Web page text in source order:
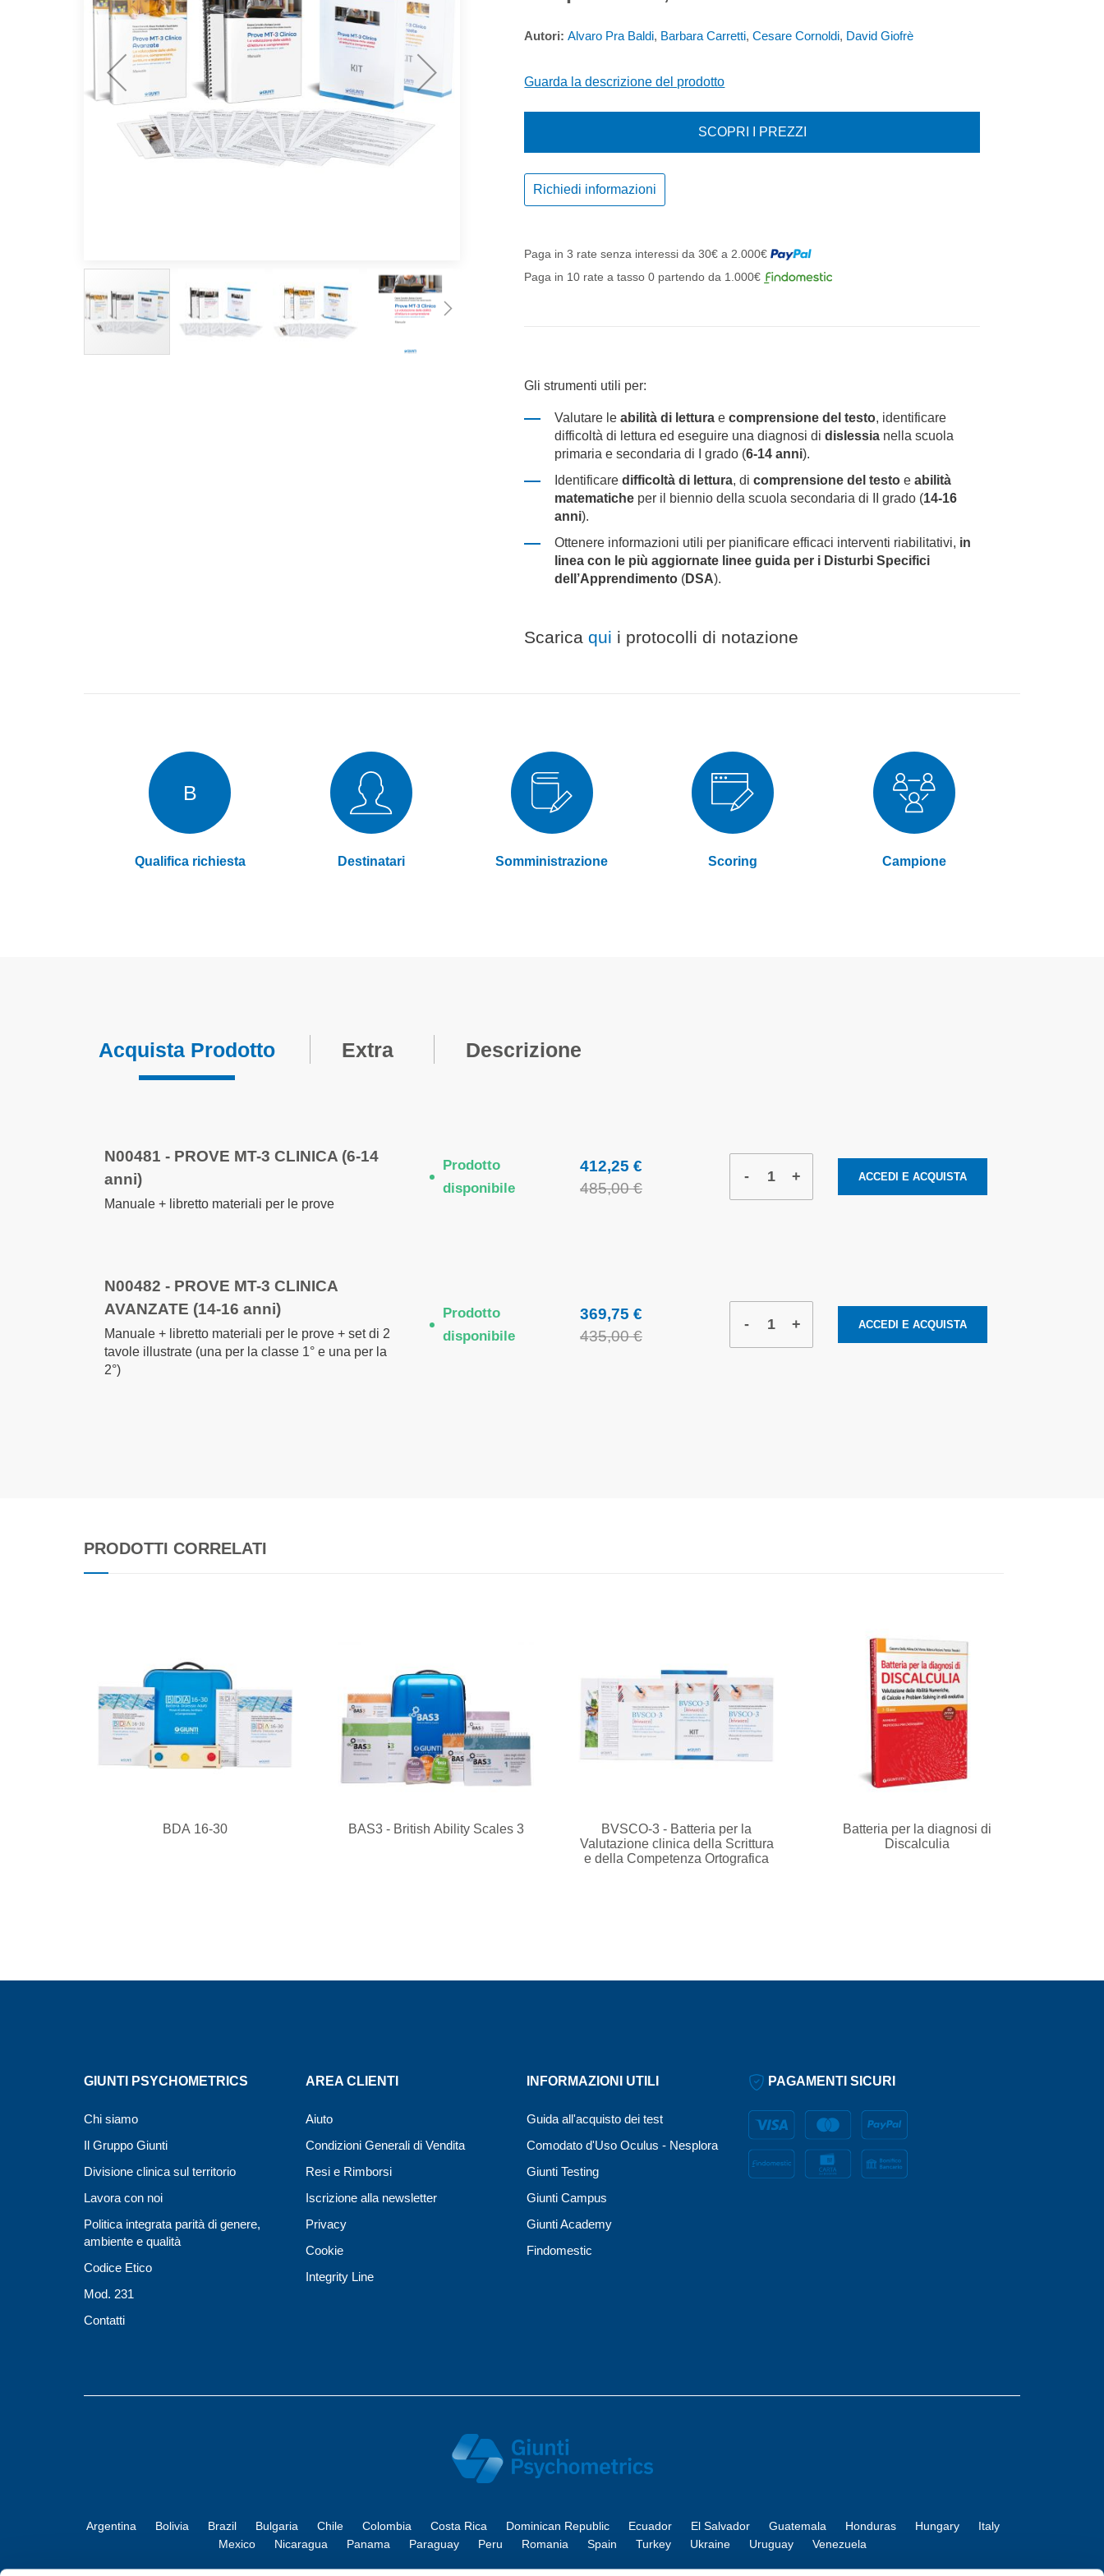
Autori:Alvaro Pra Baldi, Barbara Carretti,Cesare Cornoldi, David Giofrè
Guarda la descrizione del prodotto
SCOPRI I PREZZI
Richiedi informazioni
Paga in 3 rate senza interessi da 30€ a 2.000€
Paga in 10 rate a tasso 0 partendo da 1.000€
Gli strumenti utili per:
Valutare leabilità di lettura ecomprensione del testo, identificare
difficoltà di lettura ed eseguire una diagnosi didislessia nella scuola
primaria e secondaria di I grado (6-14 anni).
Identificaredifficoltà di lettura, di comprensione del testo eabilità
matematiche per il biennio della scuola secondaria di II grado (14-16
anni).
Ottenere informazioni utili per pianificare efficaci interventi riabilitativi, in
linea con le più aggiornate linee guida per i Disturbi Specifici
dell’Apprendimento (DSA).
Scaricaqui i protocolli di notazione
B
Qualifica richiesta Destinatari Somministrazione Scoring Campione
Acquista Prodotto
raggruppati
N00481 - PROVE MT-3 CLINICA (6-14
anni)
Manuale + libretto materiali per le prove
Prodotto
disponibile
412,25 €
485,00 €
- + ACCEDI E ACQUISTA
N00482 - PROVE MT-3 CLINICA
AVANZATE (14-16 anni)
Manuale + libretto materiali per le prove + set di 2
tavole illustrate (una per la classe 1° e una per la
2°)
Prodotto
disponibile
369,75 €
435,00 €
- + ACCEDI E ACQUISTA
Extra Descrizione
PRODOTTI CORRELATI
BDA 16-30 BAS3 - British Ability Scales 3
BVSCO-3 - Batteria per la
Valutazione clinica della Scrittura
e della Competenza Ortografica
Batteria per la diagnosi di
Discalculia
GIUNTI PSYCHOMETRICS
Chi siamo
Il Gruppo Giunti
Divisione clinica sul territorio
Lavora con noi
Politica integrata parità di genere,
ambiente e qualità
Codice Etico
Mod. 231
Contatti
AREA CLIENTI
Aiuto
Condizioni Generali di Vendita
Resi e Rimborsi
Iscrizione alla newsletter
Privacy
Cookie
Integrity Line
INFORMAZIONI UTILI
Guida all'acquisto dei test
Comodato d'Uso Oculus - Nesplora
Giunti Testing
Giunti Campus
Giunti Academy
Findomestic
PAGAMENTI SICURI
Argentina Bolivia Brazil Bulgaria Chile Colombia Costa Rica Dominican Republic Ecuador El Salvador Guatemala Honduras Hungary
Italy
Mexico
Nicaragua Panama Paraguay Peru Romania Spain Turkey Ukraine Uruguay Venezuela